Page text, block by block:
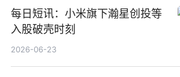
每日短讯：小米旗下瀚星创投等
入股破壳时刻
2026-06-23